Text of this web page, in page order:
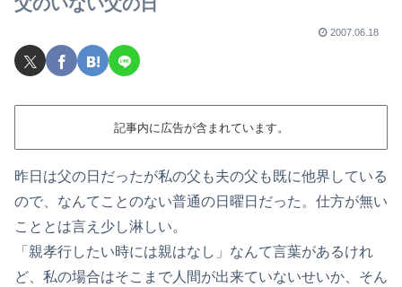
2007.06.18
記事内に広告が含まれています。
昨日は父の日だったが私の父も夫の父も既に他界している
ので、なんてことのない普通の日曜日だった。仕方が無い
こととは言え少し淋しい。
「親孝行したい時には親はなし」なんて言葉があるけれ
ど、私の場合はそこまで人間が出来ていないせいか、そん